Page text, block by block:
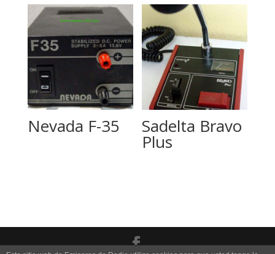
Nevada F-35 Sadelta Bravo
Plus